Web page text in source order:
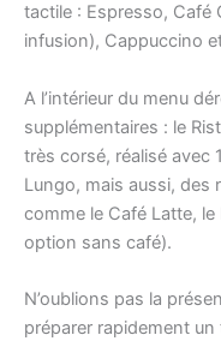
tactile : Espresso, Café
infusion), Cappuccino
A l’intérieur du menu
supplémentaires : le
très corsé, réalisé avec
Lungo, mais aussi, des
comme le Café Latte,
option sans café).
N’oublions pas la
préparer rapidement